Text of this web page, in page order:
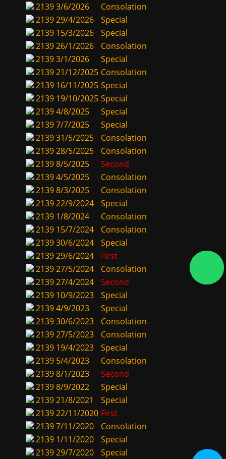
21393/6/2026
Consolation
213929/4/2026
Special
2139 15/3/2026
Special
213926/1/2026
Consolation
21393/1/2026
Special
213921/12/2025 Consolation
2139 16/11/2025 Special
2139 19/10/2025 Special
21394/8/2025
Special
21397/7/2025
Special
213931/5/2025
Consolation
213928/5/2025
Consolation
21398/5/2025
Second
21394/5/2025
Consolation
21398/3/2025
Consolation
213922/9/2024
Special
2139 1/8/2024
Consolation
2139 15/7/2024
Consolation
213930/6/2024
Special
213929/6/2024
First
213927/5/2024
Consolation
213927/4/2024
Second
2139 10/9/2023
Special
21394/9/2023
Special
213930/6/2023
Consolation
213927/5/2023
Consolation
2139 19/4/2023
Special
2139 5/4/2023
Consolation
21398/1/2023
Second
21398/9/2022
Special
213921/8/2021
Special
213922/11/2020 First
21397/11/2020
Consolation
2139 1/11/2020
Special
213929/7/2020
Special